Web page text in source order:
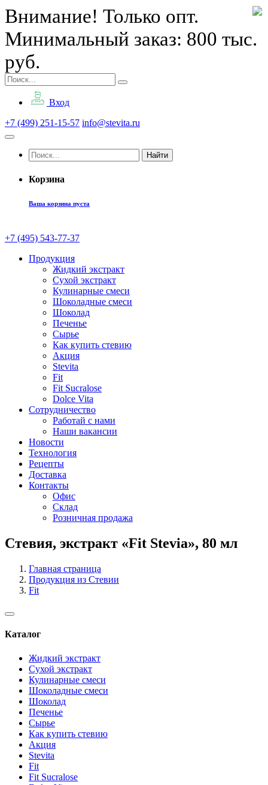
Внимание! Только опт.
Минимальный заказ: 800 тыс.
руб.
Вход
+7 (499) 251-15-57 info@stevita.ru
Найти
Корзина
Ваша корзина пуста
+7 (495) 543-77-37
Продукция
Жидкий экстракт
Сухой экстракт
Кулинарные смеси
Шоколадные смеси
Шоколад
Печенье
Сырье
Как купить стевию
Акция
Stevita
Fit
Fit Sucralose
Dolce Vita
Сотрудничество
Работай с нами
Наши вакансии
Новости
Технология
Рецепты
Доставка
Контакты
Офис
Склад
Розничная продажа
Стевия, экстракт «Fit Stevia», 80 мл
Главная страница
Продукция из Стевии
Fit
Каталог
Жидкий экстракт
Сухой экстракт
Кулинарные смеси
Шоколадные смеси
Шоколад
Печенье
Сырье
Как купить стевию
Акция
Stevita
Fit
Fit Sucralose